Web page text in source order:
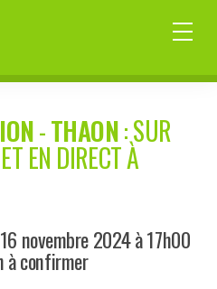
-THAON: SUR
EN DIRECT À
novembre 2024 à 17h00
à confirmer